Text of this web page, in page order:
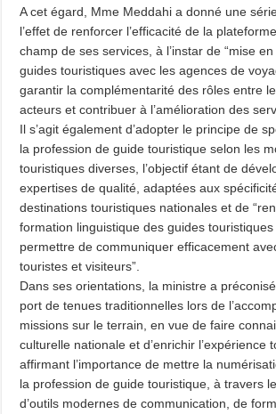
A cet égard, Mme Meddahi a donné une
l’effet de renforcer l’efficacité de la
champ de ses services, à l’instar de “mise
guides touristiques avec les agences de
garantir la complémentarité des rôles entre
acteurs et contribuer à l’amélioration des
Il s’agit également d’adopter le principe de
la profession de guide touristique selon les
touristiques diverses, l’objectif étant de
expertises de qualité, adaptées aux
destinations touristiques nationales et de
formation linguistique des guides
permettre de communiquer efficacement
touristes et visiteurs”.
Dans ses orientations, la ministre a
port de tenues traditionnelles lors de
missions sur le terrain, en vue de faire
culturelle nationale et d’enrichir l’expérience
affirmant l’importance de mettre la
la profession de guide touristique, à travers
d’outils modernes de communication, de